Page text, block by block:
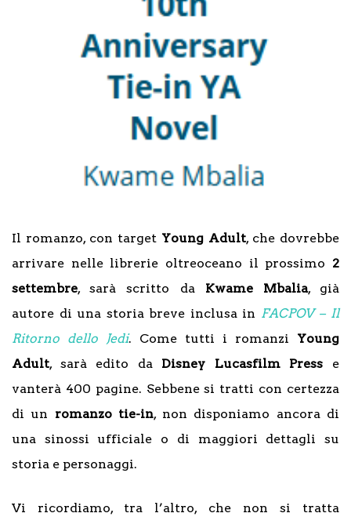
Il romanzo, con target Young Adult, che dovrebbe
arrivare nelle librerie oltreoceano il prossimo 2
settembre, sarà scritto da Kwame Mbalia, già
autore di una storia breve inclusa in FACPOV – Il
Ritorno dello Jedi. Come tutti i romanzi Young
Adult, sarà edito da Disney Lucasfilm Press e
vanterà 400 pagine. Sebbene si tratti con certezza
di un romanzo tie-in, non disponiamo ancora di
una sinossi ufficiale o di maggiori dettagli su
storia e personaggi.
Vi ricordiamo, tra l’altro, che non si tratta